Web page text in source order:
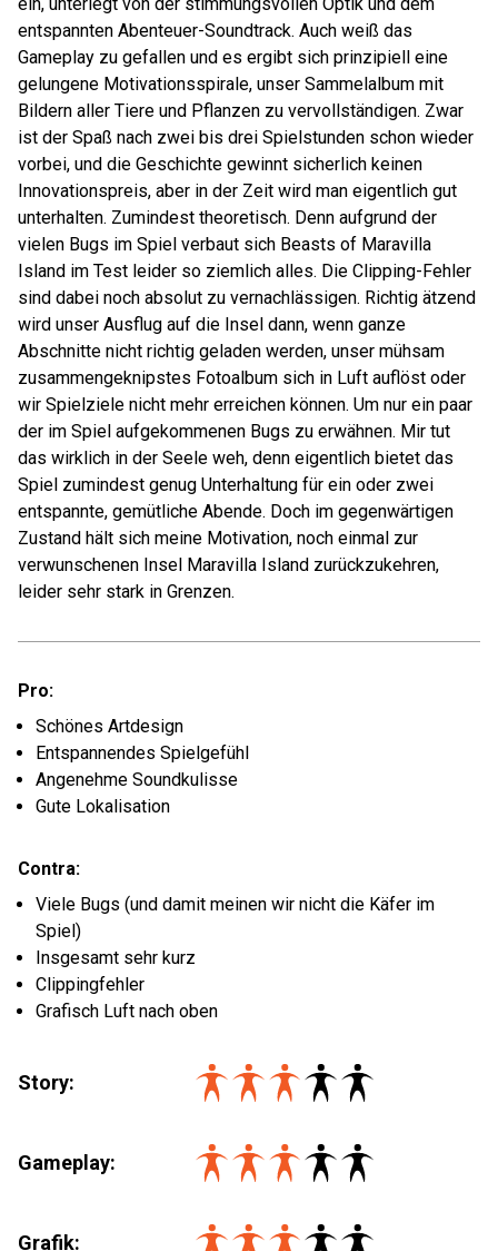
entspannten Abenteuer-Soundtrack. Auch weiß das
Gameplay zu gefallen und es ergibt sich prinzipiell eine
gelungene Motivationsspirale, unser Sammelalbum mit
Bildern aller Tiere und Pflanzen zu vervollständigen. Zwar
ist der Spaß nach zwei bis drei Spielstunden schon wieder
vorbei, und die Geschichte gewinnt sicherlich keinen
Innovationspreis, aber in der Zeit wird man eigentlich gut
unterhalten. Zumindest theoretisch. Denn aufgrund der
vielen Bugs im Spiel verbaut sich Beasts of Maravilla
Island im Test leider so ziemlich alles. Die Clipping-Fehler
sind dabei noch absolut zu vernachlässigen. Richtig ätzend
wird unser Ausflug auf die Insel dann, wenn ganze
Abschnitte nicht richtig geladen werden, unser mühsam
zusammengeknipstes Fotoalbum sich in Luft auflöst oder
wir Spielziele nicht mehr erreichen können. Um nur ein paar
der im Spiel aufgekommenen Bugs zu erwähnen. Mir tut
das wirklich in der Seele weh, denn eigentlich bietet das
Spiel zumindest genug Unterhaltung für ein oder zwei
entspannte, gemütliche Abende. Doch im gegenwärtigen
Zustand hält sich meine Motivation, noch einmal zur
verwunschenen Insel Maravilla Island zurückzukehren,
leider sehr stark in Grenzen.
Pro:
Schönes Artdesign
Entspannendes Spielgefühl
Angenehme Soundkulisse
Gute Lokalisation
Contra:
Viele Bugs (und damit meinen wir nicht die Käfer im
Spiel)
Insgesamt sehr kurz
Clippingfehler
Grafisch Luft nach oben
Story:
Gameplay:
Grafik: